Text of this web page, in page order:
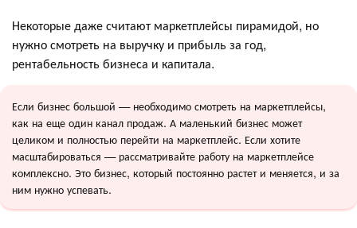
Некоторые даже считают маркетплейсы пирамидой, но
нужно смотреть на выручку и прибыль за год,
рентабельность бизнеса и капитала.
Если бизнес большой — необходимо смотреть на маркетплейсы,
как на еще один канал продаж. А маленький бизнес может
целиком и полностью перейти на маркетплейс. Если хотите
масштабироваться — рассматривайте работу на маркетплейсе
комплексно. Это бизнес, который постоянно растет и меняется, и за
ним нужно успевать.